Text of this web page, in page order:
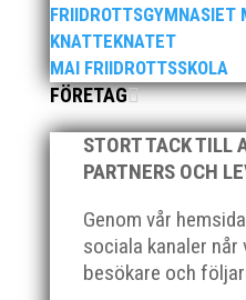
FRIIDROTTSGYMNASIET
KNATTEKNATET
MAI FRIIDROTTSSKOLA
FÖRETAG
STORT TACK TILL
PARTNERS OCH
Genom vår
sociala kanaler
besökare och
stark tro på framtiden
så mycket hänt...
När Friidrottssverige
utmärkelserna till MAI och